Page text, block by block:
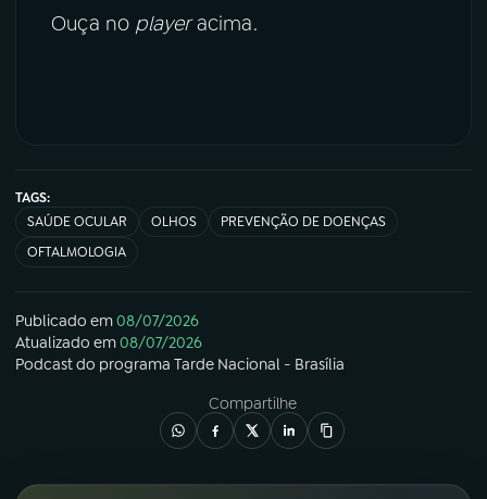
Ouça no playeracima.
TAGS:
SAÚDE OCULAR
OLHOS
PREVENÇÃO DE DOENÇAS
OFTALMOLOGIA
Publicado em08/07/2026
Atualizado em08/07/2026
Podcastdo programa Tarde Nacional - Brasília
Compartilhe